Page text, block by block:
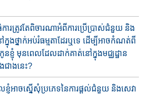
រត្រូវតែពិចារណាអំពីការប្រើប្រាស់ជំនួយ និង
ក្នុង​ថ្នាក់​អប់រំធម្មតាដែរឬទេ ដើម្បីអាច​កំ​ណត់ពី
ខ្ញុំ មុនពេលដែលដាក់គាត់​នៅ​ក្នុ​ងមជ្ឈដ្ឋាន​
ជាងនេះ?
ខ្ញុំអាចស្នើសុំ​ប្រភេទ​នៃ​​ការផ្ដល់ជំនួយ និង​សេវា